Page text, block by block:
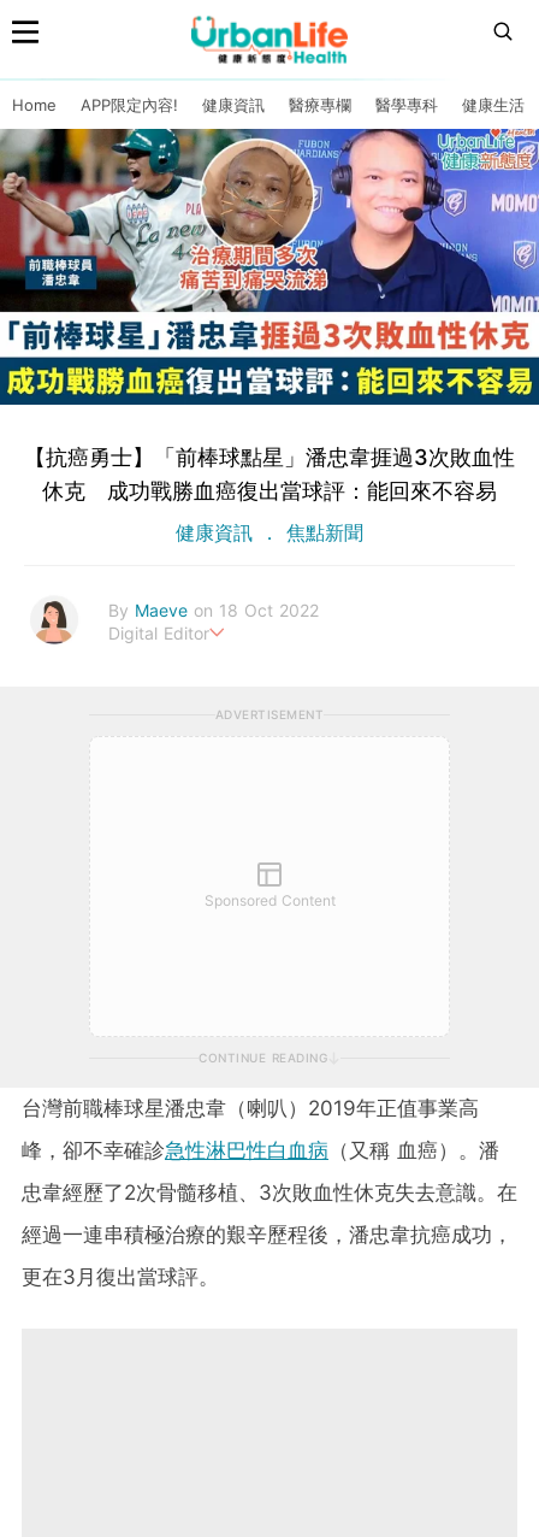
Home APP限定內容! 健康資訊 醫療專欄 醫學專科 健康生活
【抗癌勇士】「前棒球點星」潘忠韋捱過3次敗血性
休克 成功戰勝血癌復出當球評：能回來不容易
健康資訊 焦點新聞
By Maeve on 18 Oct 2022
Digital Editor
ADVERTISEMENT
Sponsored Content
CONTINUE READING
台灣前職棒球星潘忠韋（喇叭）2019年正值事業高
峰，卻不幸確診急性淋巴性白血病 （又稱 血癌）。潘
忠韋經歷了2次骨髓移植、3次敗血性休克失去意識。在
經過一連串積極治療的艱辛歷程後，潘忠韋抗癌成功，
更在3月復出當球評。